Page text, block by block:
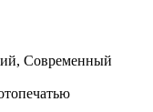
Современный